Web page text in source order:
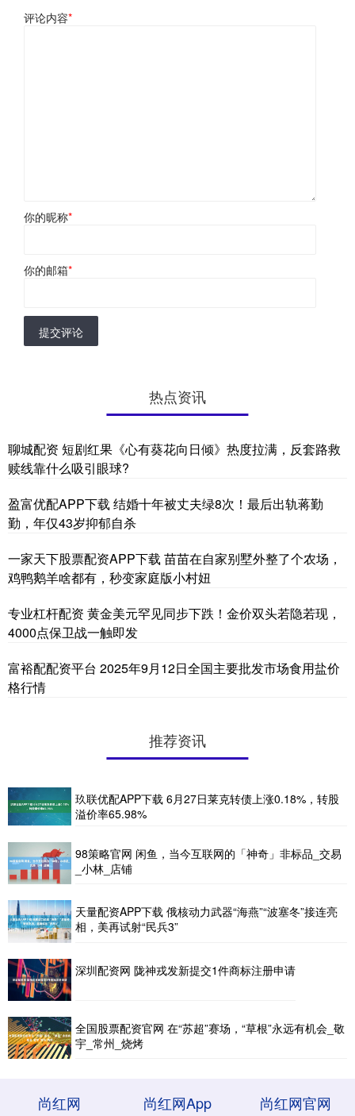
评论内容*
你的昵称*
你的邮箱*
提交评论
热点资讯
聊城配资 短剧红果《心有葵花向日倾》热度拉满，反套路救
赎线靠什么吸引眼球?
盈富优配APP下载 结婚十年被丈夫绿8次！最后出轨蒋勤
勤，年仅43岁抑郁自杀
一家天下股票配资APP下载 苗苗在自家别墅外整了个农场，
鸡鸭鹅羊啥都有，秒变家庭版小村妞
专业杠杆配资 黄金美元罕见同步下跌！金价双头若隐若现，
4000点保卫战一触即发
富裕配配资平台 2025年9月12日全国主要批发市场食用盐价
格行情
推荐资讯
玖联优配APP下载 6月27日莱克转债上涨0.18%，转股
溢价率65.98%
98策略官网 闲鱼，当今互联网的「神奇」非标品_交易
_小林_店铺
天量配资APP下载 俄核动力武器“海燕”“波塞冬”接连亮
相，美再试射“民兵3”
深圳配资网 陇神戎发新提交1件商标注册申请
全国股票配资官网 在“苏超”赛场，“草根”永远有机会_敬
宇_常州_烧烤
尚红网 尚红网App 尚红网官网